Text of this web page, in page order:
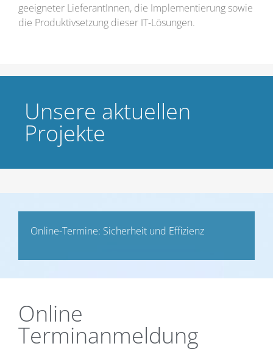
geeigneter LieferantInnen, die Implementierung sowie
die Produktivsetzung dieser IT-Lösungen.
Unsere aktuellen
Projekte
Online-Termine: Sicherheit und Effizienz
Online
Terminanmeldung